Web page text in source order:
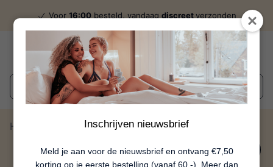
Inschrijven nieuwsbrief
Meld je aan voor de nieuwsbrief en ontvang €7,50
korting op je eerste bestelling (vanaf 60,-). Meer dan
Voor 16:00 besteld, vandaag discreetverzonden
Wat zoek je?
Home
DNA Bodyshave